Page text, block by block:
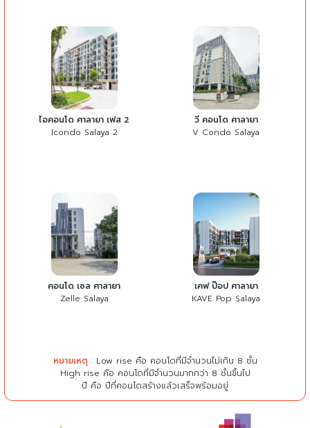
ไอคอนโด ศาลายา เฟส 2
Icondo Salaya 2
วี คอนโด ศาลายา
V Condo Salaya
คอนโด เซล ศาลายา
Zelle Salaya
เคฟ ป๊อป ศาลายา
KAVE Pop Salaya
หมายเหตุ : Low rise คือ คอนโดที่มีจำนวนไม่เกิน 8 ชั้น
High rise คือ คอนโดที่มีจำนวนมากกว่า 8 ชั้นขึ้นไป
ปี คือ ปีที่คอนโดสร้างแล้วเสร็จพร้อมอยู่